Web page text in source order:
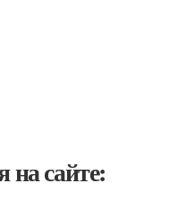
на сайте: